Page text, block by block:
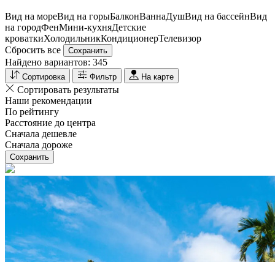
Вид на мореВид на горыБалконВаннаДушВид на бассейнВид
на городФенМини-кухняДетские
кроваткиХолодильникКондиционерТелевизор
Сбросить все
Сохранить
Найдено вариантов: 345
Сортировка Фильтр На карте
Сортировать результаты
Наши рекомендации
По рейтингу
Расстояние до центра
Сначала дешевле
Сначала дороже
Сохранить